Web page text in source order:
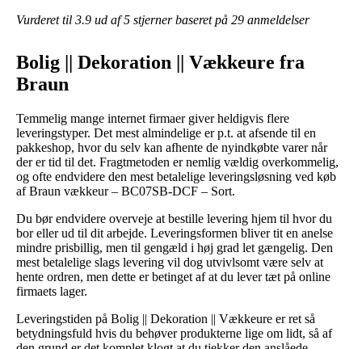
Vurderet til 3.9 ud af 5 stjerner baseret på 29 anmeldelser
Bolig || Dekoration || Vækkeure fra
Braun
Temmelig mange internet firmaer giver heldigvis flere
leveringstyper. Det mest almindelige er p.t. at afsende til en
pakkeshop, hvor du selv kan afhente de nyindkøbte varer når
der er tid til det. Fragtmetoden er nemlig vældig overkommelig,
og ofte endvidere den mest betalelige leveringsløsning ved køb
af Braun vækkeur – BC07SB-DCF – Sort.
Du bør endvidere overveje at bestille levering hjem til hvor du
bor eller ud til dit arbejde. Leveringsformen bliver tit en anelse
mindre prisbillig, men til gengæld i høj grad let gængelig. Den
mest betalelige slags levering vil dog utvivlsomt være selv at
hente ordren, men dette er betinget af at du lever tæt på online
firmaets lager.
Leveringstiden på Bolig || Dekoration || Vækkeure er ret så
betydningsfuld hvis du behøver produkterne lige om lidt, så af